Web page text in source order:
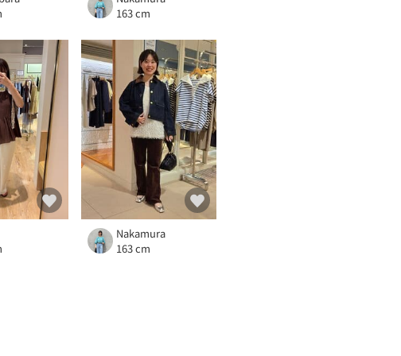
163 cm
Nakamura
163 cm